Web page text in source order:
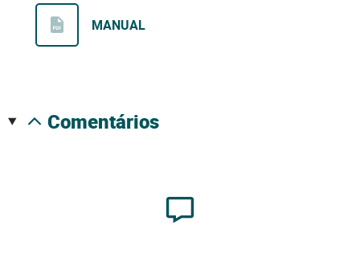
MANUAL
comentários